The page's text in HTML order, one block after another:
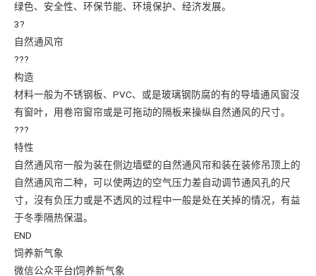
绿色、安全性、环保节能、环境保护、经济发展。
3?
自然通风帘
???
构造
材料一般为不锈钢板、PVC、或是玻璃钢防腐的有的导墙通风窗沒
有窗叶，用卷帘窗帘或是可拖动的隔板来操纵自然通风的尺寸。
???
特性
自然通风帘一般为装在侧边墙壁的自然通风帘和装在装修吊顶上的
自然通风帘二种，可以使两边的空气压力差自动调节通风孔的尺
寸，沒有负压力或是不透风的过程中一般是处在关掉的情况，有益
于冬季隔热保温。
END
饲养新气象
微信公众平台|饲养新气象